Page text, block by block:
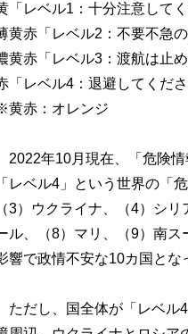
「レベル1：十分注意してく
黄赤「レベル2：不要不急
黄赤「レベル3：渡航は止
「レベル4：退避してくだ
黄赤：オレンジ
2022年10月現在、「危険情
「レベル4」という世界の「
（3）ウクライナ、（4）シ
ル、（8）マリ、（9）南
響で政情不安な10カ国とな
ただし、国全体が「レベル